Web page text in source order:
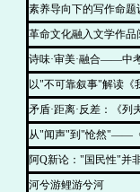
素养导向下的写作命题
革命文化融入文学作
诗味·审美·融合——中
以"不可靠叙事"解读《
矛盾·距离·反差：《列
从"闻声"到"怆然"——
阿Q新论："国民性"并
河兮游鲤游兮河